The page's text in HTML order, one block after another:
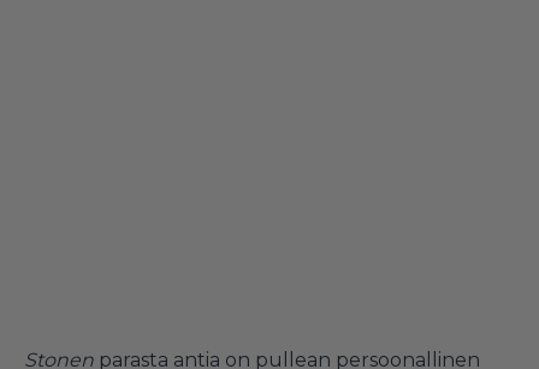
Stonen parasta antia on pullean persoonallinen